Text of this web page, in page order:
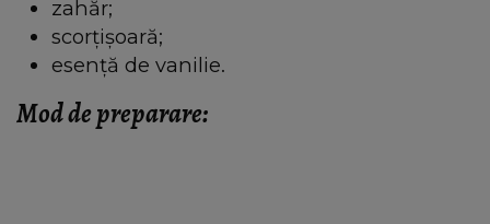
zahăr;
scorțișoară;
esență de vanilie.
Mod de preparare: